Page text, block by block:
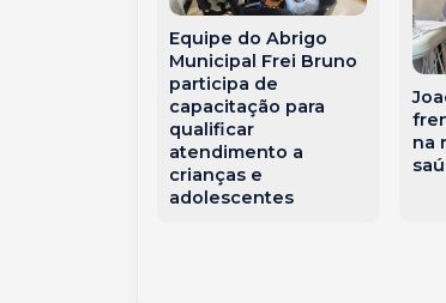
Equipe do Abrigo
Municipal Frei Bruno
participa de
capacitação para
qualificar
atendimento a
crianças e
adolescentes
na